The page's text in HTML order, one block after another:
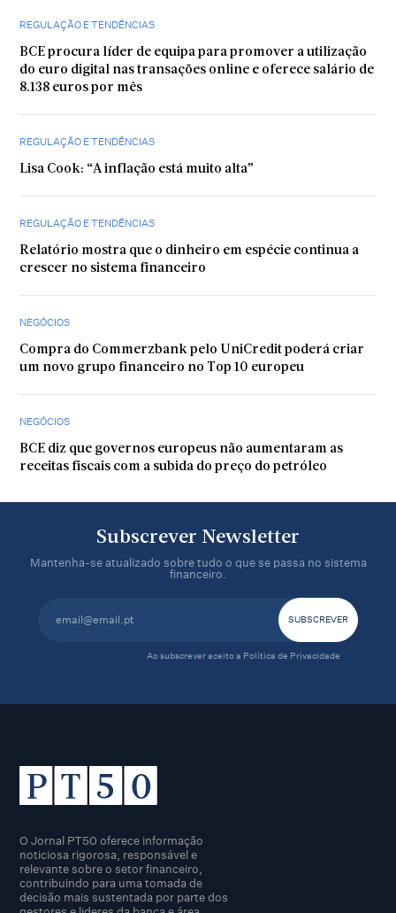
REGULAÇÃO E TENDÊNCIAS
BCE procura líder de equipa para promover a utilização
do euro digital nas transações online e oferece salário de
8.138 euros por mês
REGULAÇÃO E TENDÊNCIAS
Lisa Cook: “A inflação está muito alta”
REGULAÇÃO E TENDÊNCIAS
Relatório mostra que o dinheiro em espécie continua a
crescer no sistema financeiro
NEGÓCIOS
Compra do Commerzbank pelo UniCredit poderá criar
um novo grupo financeiro no Top 10 europeu
NEGÓCIOS
BCE diz que governos europeus não aumentaram as
receitas fiscais com a subida do preço do petróleo
Subscrever Newsletter
Mantenha-se atualizado sobre tudo o que se passa no sistema
financeiro.
Ao subscrever aceito a Política de Privacidade
O Jornal PT50 oferece informação
noticiosa rigorosa, responsável e
relevante sobre o setor financeiro,
contribuindo para uma tomada de
decisão mais sustentada por parte dos